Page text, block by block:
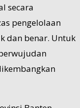
secara
pengelolaan
dan benar. Untuk